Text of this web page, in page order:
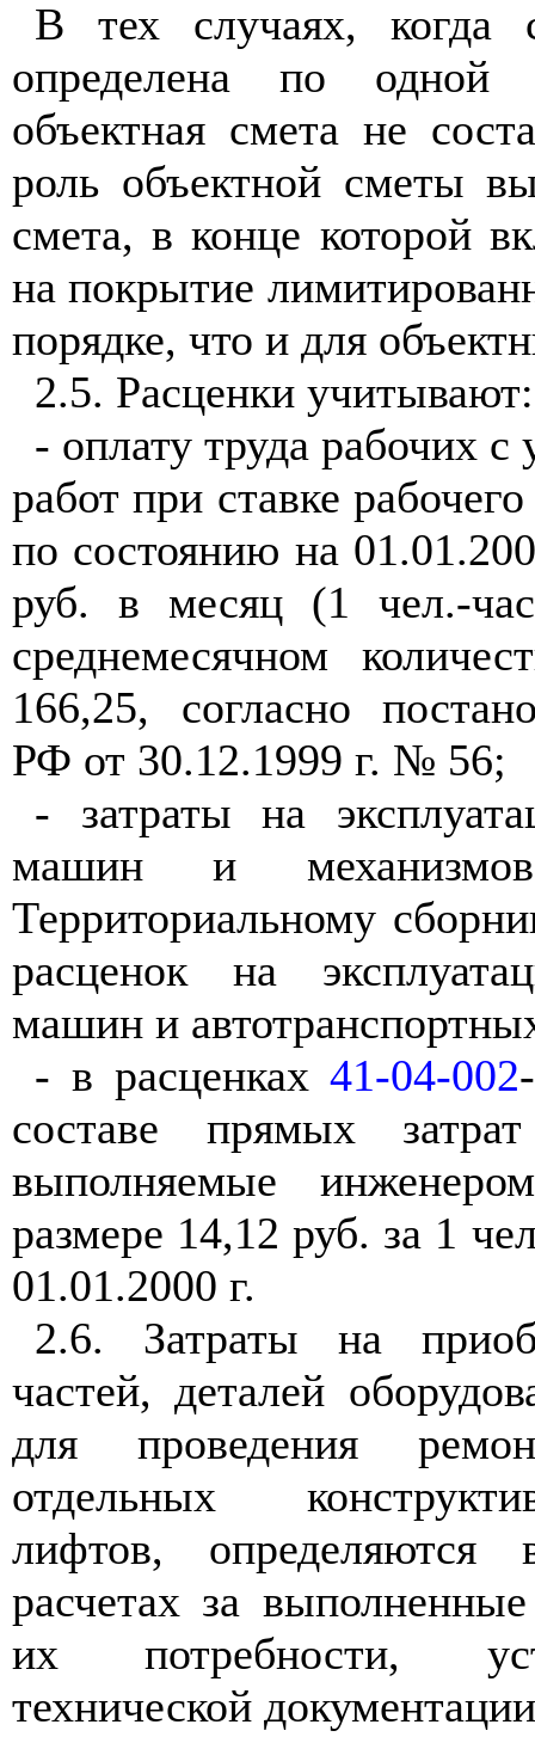
В тех случаях, когда
определена по одной
объектная смета не
роль объектной сметы
смета, в конце которой
на покрытие
порядке, что и для
2.5. Расценки учитывают:
- оплату труда рабочих с
работ при ставке
по состоянию на
руб. в месяц (1 чел.-
среднемесячном
166,25, согласно
РФ от 30.12.1999 г. № 56;
- затраты на
машин и
Территориальному
расценок на
машин и
- в расценках41-04-002
составе прямых
выполняемые
размере 14,12 руб. за 1
01.01.2000 г.
2.6. Затраты на
частей, деталей
для проведения
отдельных
лифтов,
расчетах за
их потребности,
технической